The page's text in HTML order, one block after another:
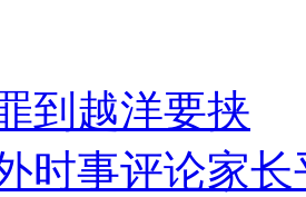
到越洋要挟
事评论家长